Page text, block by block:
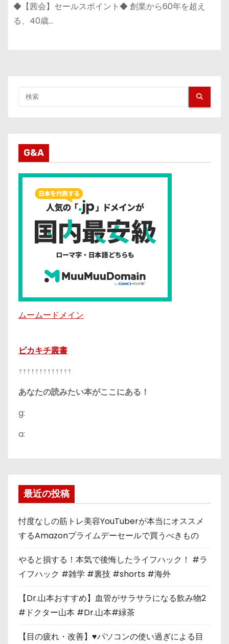
◆【茜会】セールスポイント◆ 創業から60年を超え
る、40歳…
G&A
ムームードメイン
ピカキチ叢書
↑↑↑↑↑↑↑↑↑↑↑↑↑
あなたの読みたい本がここにある！
g:
a:
最近の投稿
忖度なしの筋トレ美容YouTuberが本当にオススメ
するAmazonプライムデーセールで買うべきもの
やると損する！本気で後悔したライフハック！ #ラ
イフハック #雑学 #裏技 #shorts #海外
【Dr.山本おすすめ】血管がサラサラになる飲み物2
#ドクター山本 #Dr.山本#緑茶
【目の疲れ・改善】♥パソコンの使い過ぎによる目